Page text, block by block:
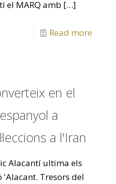
el MARQ amb […]
Read more
en el
a
a l'Iran
Alacantí ultima els
Tresors del